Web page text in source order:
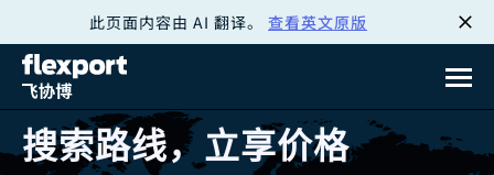
此页面内容由 AI 翻译。 查看英文原版
搜索路线，立享价格